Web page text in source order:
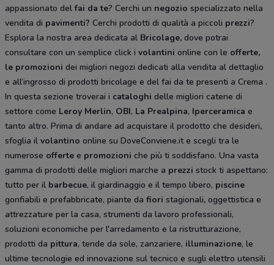
appassionato delfai da te? Cerchi un negozio specializzato nella
vendita di pavimenti? Cerchi prodotti di qualità a piccoli prezzi?
Esplora la nostra area dedicata al Bricolage, dove potrai
consultare con un semplice click i volantini online con le offerte,
le promozioni dei migliori negozi dedicati alla vendita al dettaglio
e all’ingrosso di prodotti bricolage e del fai da te presenti a Crema .
In questa sezione troverai i cataloghi delle migliori catene di
settore come Leroy Merlin, OBI, La Prealpina, Iperceramica e
tanto altro. Prima di andare ad acquistare il prodotto che desideri,
sfoglia il volantino online su DoveConviene.it e scegli tra le
numerose offerte e promozioni che più ti soddisfano. Una vasta
gamma di prodotti delle migliori marche a prezzi stock ti aspettano:
tutto per il barbecue, il giardinaggio e il tempo libero, piscine
gonfiabili e prefabbricate, piante da fiori stagionali, oggettistica e
attrezzature per la casa, strumenti da lavoro professionali,
soluzioni economiche per l'arredamento e la ristrutturazione,
prodotti da pittura, tende da sole, zanzariere, illuminazione, le
ultime tecnologie ed innovazione sul tecnico e sugli elettro utensili